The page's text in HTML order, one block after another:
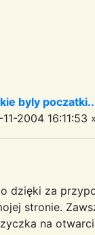
byly
2004 16:11:53
dzięki za
stronie.
na